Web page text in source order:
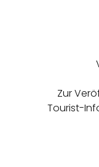
Zur
Tourist-